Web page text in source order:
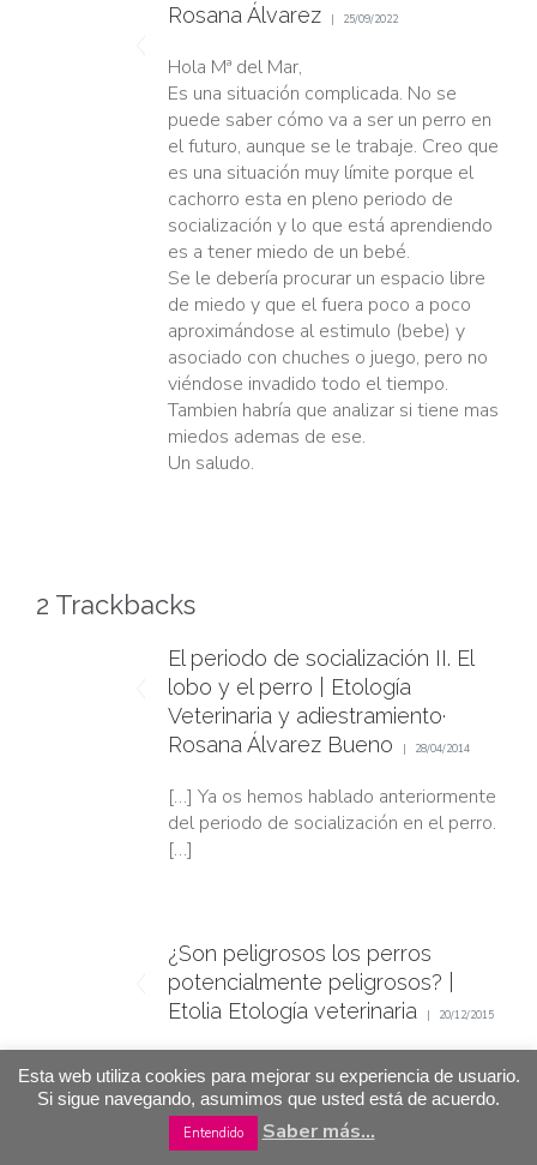
Rosana Álvarez 25/09/2022
Hola Mª del Mar,
Es una situación complicada. No se
puede saber cómo va a ser un perro en
el futuro, aunque se le trabaje. Creo que
es una situación muy límite porque el
cachorro esta en pleno periodo de
socialización y lo que está aprendiendo
es a tener miedo de un bebé.
Se le debería procurar un espacio libre
de miedo y que el fuera poco a poco
aproximándose al estimulo (bebe) y
asociado con chuches o juego, pero no
viéndose invadido todo el tiempo.
Tambien habría que analizar si tiene mas
miedos ademas de ese.
Un saludo.
2 Trackbacks
El periodo de socialización II. El
lobo y el perro | Etología
Veterinaria y adiestramiento·
Rosana Álvarez Bueno
28/04/2014
[…] Ya os hemos hablado anteriormente
del periodo de socialización en el perro.
[…]
¿Son peligrosos los perros
potencialmente peligrosos? |
Etolia Etología veterinaria
20/12/2015
[…] de socialización de los perros y
gatos. Si aún no eres seguidor de
nuestro blog puedes leer este artículo
en el que te lo explico. Aunque todos
Esta web utiliza cookies para mejorar su experiencia de usuario.
Si sigue navegando, asumimos que usted está de acuerdo.
Entendido Saber más...